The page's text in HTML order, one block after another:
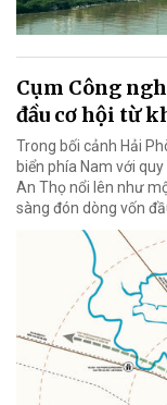
Cụm Công
đầu cơ hội từ
Trong bối cảnh Hải
biển phía Nam với
An Thọ nổi lên như
sàng đón dòng vốn